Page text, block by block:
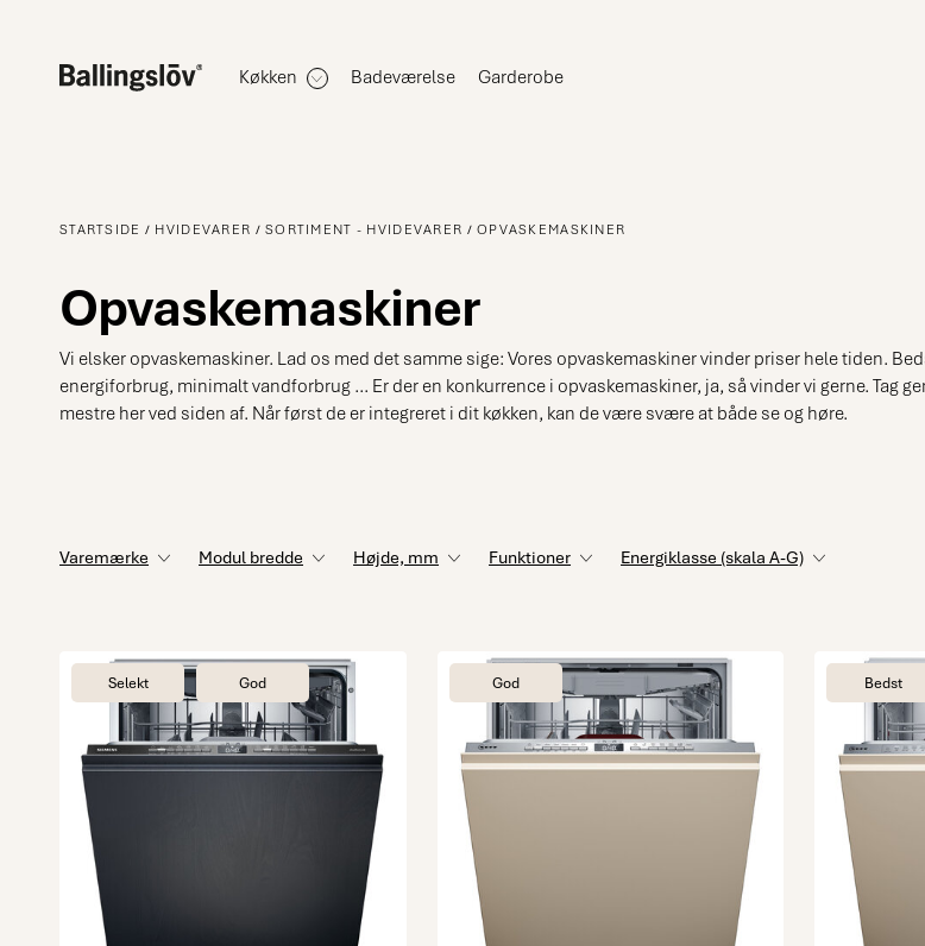
Køkken Badeværelse Garderobe
STARTSIDE HVIDEVARER SORTIMENT - HVIDEVARER OPVASKEMASKINER
Opvaskemaskiner
Vi elsker opvaskemaskiner. Lad os med det samme sige: Vores opvaskemaskiner vinder priser hele tiden.
energiforbrug, minimalt vandforbrug ... Er der en konkurrence i opvaskemaskiner, ja, så vinder vi gerne. Tag
mestre her ved siden af. Når først de er integreret i dit køkken, kan de være svære at både se og høre.
Varemærke Modul bredde Højde, mm Funktioner Energiklasse (skala A-G)
Selekt God God Bedst